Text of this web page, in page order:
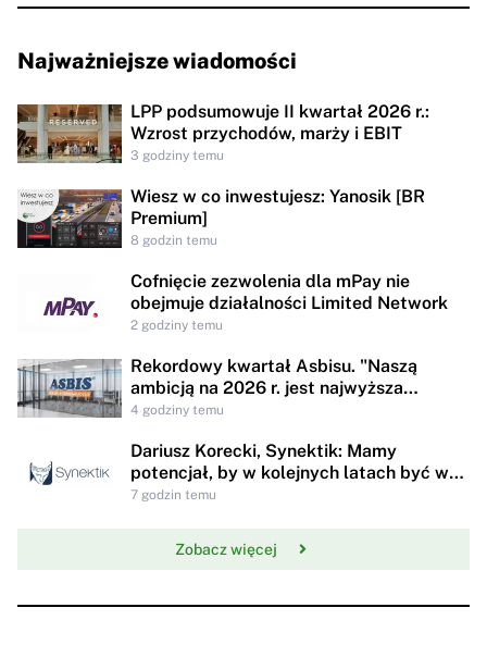
Najważniejsze wiadomości
LPP podsumowuje II kwartał 2026 r.:
Wzrost przychodów, marży i EBIT
3 godziny temu
Wiesz w co inwestujesz: Yanosik [BR
Premium]
8 godzin temu
Cofnięcie zezwolenia dla mPay nie
obejmuje działalności Limited Network
2 godziny temu
Rekordowy kwartał Asbisu. "Naszą
ambicją na 2026 r. jest najwyższa
rentowności w historii"
4 godziny temu
Dariusz Korecki, Synektik: Mamy
potencjał, by w kolejnych latach być w
awangardzie rewolucji technologicznej
7 godzin temu
Zobacz więcej